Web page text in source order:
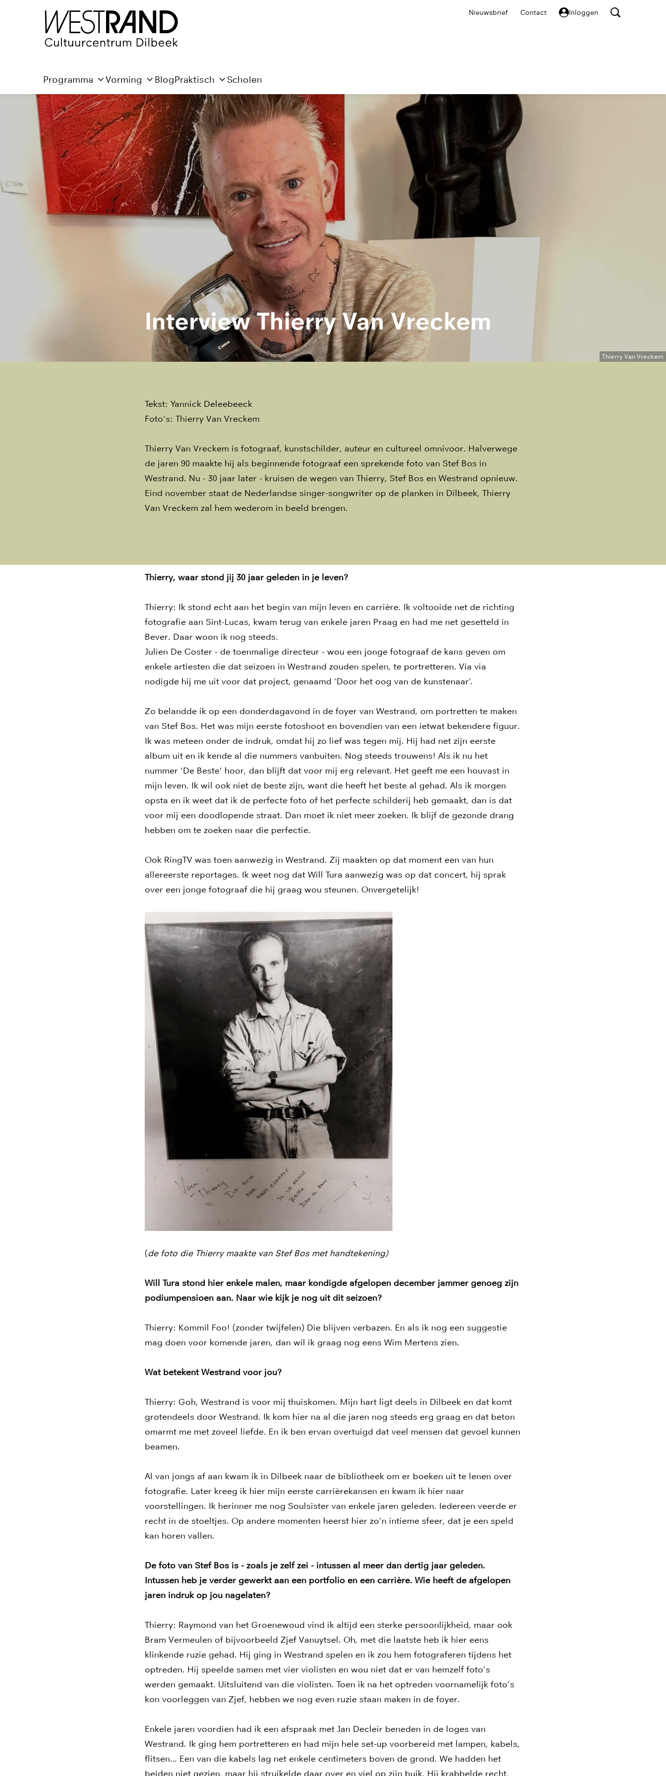
Nieuwsbrief Contact Inloggen
Programma Vorming BlogPraktisch Scholen
Thierry Van Vreckem
Interview Thierry Van Vreckem
Tekst: Yannick Deleebeeck
Foto's: Thierry Van Vreckem
Thierry Van Vreckem is fotograaf, kunstschilder, auteur en cultureel omnivoor. Halverwege
de jaren 90 maakte hij als beginnende fotograaf een sprekende foto van Stef Bos in
Westrand. Nu - 30 jaar later - kruisen de wegen van Thierry, Stef Bos en Westrand opnieuw.
Eind november staat de Nederlandse singer-songwriter op de planken in Dilbeek, Thierry
Van Vreckem zal hem wederom in beeld brengen.
Thierry, waar stond jij 30 jaar geleden in je leven?
Thierry: Ik stond echt aan het begin van mijn leven en carrière. Ik voltooide net de richting
fotografie aan Sint-Lucas, kwam terug van enkele jaren Praag en had me net gesetteld in
Bever. Daar woon ik nog steeds.
Julien De Coster - de toenmalige directeur - wou een jonge fotograaf de kans geven om
enkele artiesten die dat seizoen in Westrand zouden spelen, te portretteren. Via via
nodigde hij me uit voor dat project, genaamd 'Door het oog van de kunstenaar’.
Zo belandde ik op een donderdagavond in de foyer van Westrand, om portretten te maken
van Stef Bos. Het was mijn eerste fotoshoot en bovendien van een ietwat bekendere figuur.
Ik was meteen onder de indruk, omdat hij zo lief was tegen mij. Hij had net zijn eerste
album uit en ik kende al die nummers vanbuiten. Nog steeds trouwens! Als ik nu het
nummer ‘De Beste’ hoor, dan blijft dat voor mij erg relevant. Het geeft me een houvast in
mijn leven. Ik wil ook niet de beste zijn, want die heeft het beste al gehad. Als ik morgen
opsta en ik weet dat ik de perfecte foto of het perfecte schilderij heb gemaakt, dan is dat
voor mij een doodlopende straat. Dan moet ik niet meer zoeken. Ik blijf de gezonde drang
hebben om te zoeken naar die perfectie.
Ook RingTV was toen aanwezig in Westrand. Zij maakten op dat moment een van hun
allereerste reportages. Ik weet nog dat Will Tura aanwezig was op dat concert, hij sprak
over een jonge fotograaf die hij graag wou steunen. Onvergetelijk!
(de foto die Thierry maakte van Stef Bos met handtekening)
Will Tura stond hier enkele malen, maar kondigde afgelopen december jammer genoeg zijn
podiumpensioen aan. Naar wie kijk je nog uit dit seizoen?
Thierry: Kommil Foo! (zonder twijfelen) Die blijven verbazen. En als ik nog een suggestie
mag doen voor komende jaren, dan wil ik graag nog eens Wim Mertens zien.
Wat betekent Westrand voor jou?
Thierry: Goh, Westrand is voor mij thuiskomen. Mijn hart ligt deels in Dilbeek en dat komt
grotendeels door Westrand. Ik kom hier na al die jaren nog steeds erg graag en dat beton
omarmt me met zoveel liefde. En ik ben ervan overtuigd dat veel mensen dat gevoel kunnen
beamen.
Al van jongs af aan kwam ik in Dilbeek naar de bibliotheek om er boeken uit te lenen over
fotografie. Later kreeg ik hier mijn eerste carrièrekansen en kwam ik hier naar
voorstellingen. Ik herinner me nog Soulsister van enkele jaren geleden. Iedereen veerde er
recht in de stoeltjes. Op andere momenten heerst hier zo’n intieme sfeer, dat je een speld
kan horen vallen.
De foto van Stef Bos is - zoals je zelf zei - intussen al meer dan dertig jaar geleden.
Intussen heb je verder gewerkt aan een portfolio en een carrière. Wie heeft de afgelopen
jaren indruk op jou nagelaten?
Thierry: Raymond van het Groenewoud vind ik altijd een sterke persoonlijkheid, maar ook
Bram Vermeulen of bijvoorbeeld Zjef Vanuytsel. Oh, met die laatste heb ik hier eens
klinkende ruzie gehad. Hij ging in Westrand spelen en ik zou hem fotograferen tijdens het
optreden. Hij speelde samen met vier violisten en wou niet dat er van hemzelf foto’s
werden gemaakt. Uitsluitend van die violisten. Toen ik na het optreden voornamelijk foto’s
kon voorleggen van Zjef, hebben we nog even ruzie staan maken in de foyer.
Enkele jaren voordien had ik een afspraak met Jan Decleir beneden in de loges van
Westrand. Ik ging hem portretteren en had mijn hele set-up voorbereid met lampen, kabels,
flitsen… Een van die kabels lag net enkele centimeters boven de grond. We hadden het
beiden niet gezien, maar hij struikelde daar over en viel op zijn buik. Hij krabbelde recht,